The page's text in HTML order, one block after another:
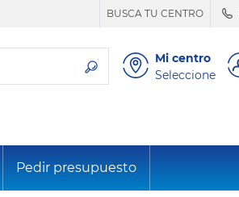
BUSCA TU CENTRO
Mi centro
Seleccione
Pedir presupuesto